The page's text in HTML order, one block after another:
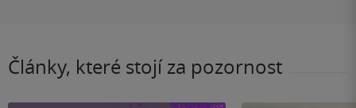
Články, které stojí za pozornost